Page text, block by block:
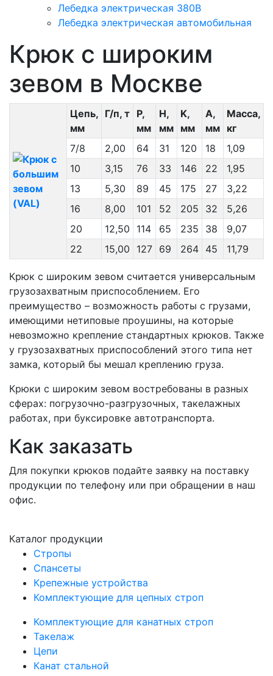
Лебедка электрическая 380В
Лебедка электрическая автомобильная
Крюк с широким
зевом в Москве
Цепь,
мм
Г/п, т
P,
мм
H,
мм
K,
мм
A,
мм
Масса,
кг
7/8
2,00 64 31 120 18
1,09
10
3,15 76 33 146 22
1,95
13
5,30 89 45 175 27
3,22
16
8,00 101 52 205 32
5,26
20
12,50 114 65 235 38
9,07
22
15,00 127 69 264 45 11,79
Крюк с широким зевом считается универсальным
грузозахватным приспособлением. Его
преимущество – возможность работы с грузами,
имеющими нетиповые проушины, на которые
невозможно крепление стандартных крюков. Также
у грузозахватных приспособлений этого типа нет
замка, который бы мешал креплению груза.
Крюки с широким зевом востребованы в разных
сферах: погрузочно-разгрузочных, такелажных
работах, при буксировке автотранспорта.
Как заказать
Для покупки крюков подайте заявку на поставку
продукции по телефону или при обращении в наш
офис.
Каталог продукции
Стропы
Спансеты
Крепежные устройства
Комплектующие для цепных строп
Комплектующие для канатных строп
Такелаж
Цепи
Канат стальной